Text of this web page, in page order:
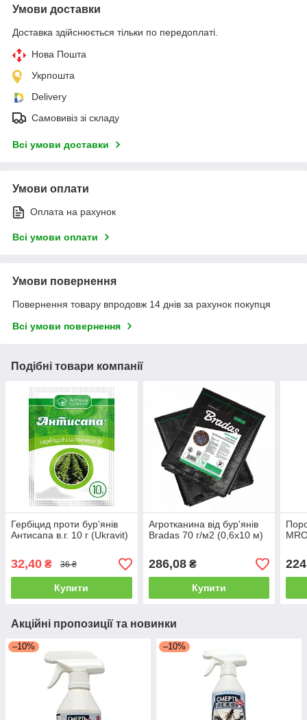
Умови доставки
Доставка здійснюється тільки по передоплаті.
Нова Пошта
Укрпошта
Delivery
Самовивіз зі складу
Всі умови доставки
Умови оплати
Оплата на рахунок
Всі умови оплати
Умови повернення
Повернення товару впродовж 14 днів за рахунок покупця
Всі умови повернення
Подібні товари компанії
Гербіцид проти бур'янів
Антисапа в.г. 10 г (Ukravit)
32,40 ₴ 36 ₴
Купити
Агротканина від бур'янів
Bradas 70 г/м2 (0,6х10 м)
286,08₴
Купити
Акційні пропозиції та новинки
–10% –10%